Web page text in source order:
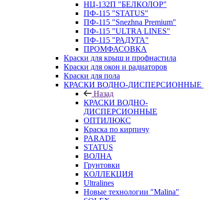
НЦ-132П "БЕЛКОЛОР"
ПФ-115 "STATUS"
ПФ-115 "Snezhna Premium"
ПФ-115 "ULTRA LINES"
ПФ-115 "РАДУГА"
ПРОМФАСОВКА
Краски для крыш и профнастила
Краски для окон и радиаторов
Краски для пола
КРАСКИ ВОДНО-ДИСПЕРСИОННЫЕ
Назад
КРАСКИ ВОДНО-
ДИСПЕРСИОННЫЕ
ОПТИЛЮКС
Краска по кирпичу
PARADE
STATUS
ВОЛНА
Грунтовки
КОЛЛЕКЦИЯ
Ultralines
Новые технологии "Malina"